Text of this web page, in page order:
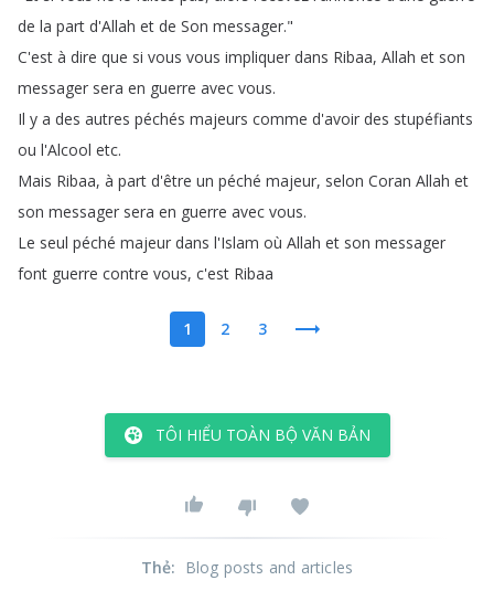
de la part d'Allah et de Son messager."
C'est à dire que si vous vous impliquer dans Ribaa, Allah et son
messager sera en guerre avec vous.
Il y a des autres péchés majeurs comme d'avoir des stupéfiants
ou l'Alcool etc.
Mais Ribaa, à part d'être un péché majeur, selon Coran Allah et
son messager sera en guerre avec vous.
Le seul péché majeur dans l'Islam où Allah et son messager
font guerre contre vous, c'est Ribaa
1 2 3
TÔI HIỂU TOÀN BỘ VĂN BẢN
Thẻ: Blog posts and articles